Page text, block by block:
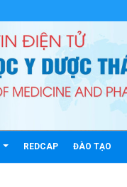
REDCAP ĐÀO TẠO